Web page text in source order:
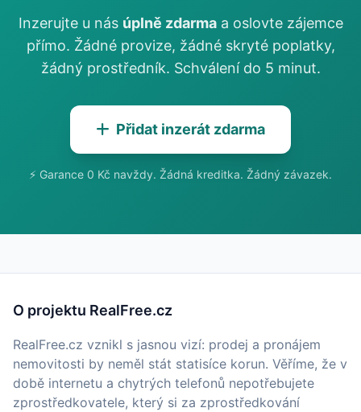
Inzerujte u nás úplně zdarmaa oslovte zájemce
přímo. Žádné provize, žádné skryté poplatky,
žádný prostředník. Schválení do 5 minut.
Přidat inzerát zdarma
⚡ Garance 0 Kč navždy. Žádná kreditka. Žádný závazek.
O projektu RealFree.cz
RealFree.cz vznikl s jasnou vizí: prodej a pronájem
nemovitosti by neměl stát statisíce korun. Věříme, že v
době internetu a chytrých telefonů nepotřebujete
zprostředkovatele, který si za zprostředkování